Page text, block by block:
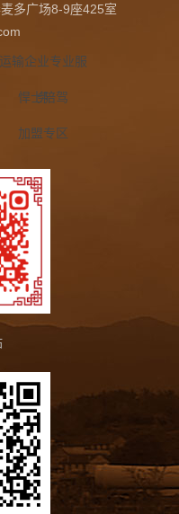
多广场8-9座425室
运输企业专业服
务
悍士陪驾
加盟专区